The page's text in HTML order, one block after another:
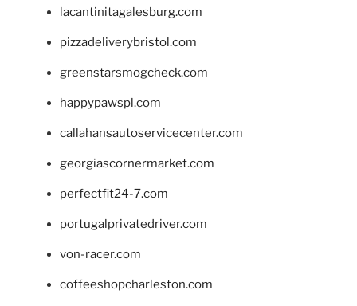
lacantinitagalesburg.com
pizzadeliverybristol.com
greenstarsmogcheck.com
happypawspl.com
callahansautoservicecenter.com
georgiascornermarket.com
perfectfit24-7.com
portugalprivatedriver.com
von-racer.com
coffeeshopcharleston.com